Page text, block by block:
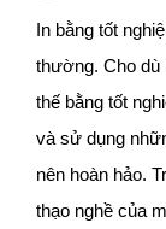
In bằng tốt
thường. Cho dù
thế bằng tốt
và sử dụng
nên hoàn hảo.
thạo nghề của